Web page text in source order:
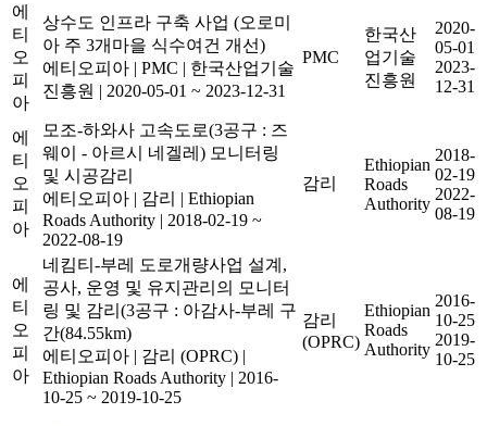
에
티
오
피
아
상수도 인프라 구축 사업 (오로미
아 주 3개마을 식수여건 개선)
에티오피아 | PMC | 한국산업기술
진흥원 | 2020-05-01 ~ 2023-12-31
PMC
한국산
업기술
진흥원
2020-
05-01
2023-
12-31
에
티
오
피
아
모조-하와사 고속도로(3공구 : 즈
웨이 - 아르시 네겔레) 모니터링
및 시공감리
에티오피아 | 감리 | Ethiopian
Roads Authority | 2018-02-19 ~
2022-08-19
감리
Ethiopian
Roads
Authority
2018-
02-19
2022-
08-19
에
티
오
피
아
네킴티-부레 도로개량사업 설계,
공사, 운영 및 유지관리의 모니터
링 및 감리(3공구 : 아감사-부레 구
간(84.55km)
에티오피아 | 감리 (OPRC) |
Ethiopian Roads Authority | 2016-
10-25 ~ 2019-10-25
감리
(OPRC)
Ethiopian
Roads
Authority
2016-
10-25
2019-
10-25